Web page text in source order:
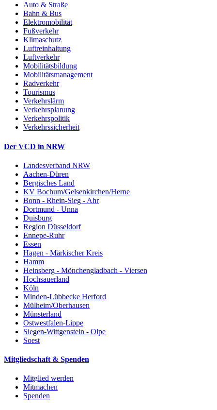
Auto & Straße
Bahn & Bus
Elektromobilität
Fußverkehr
Klimaschutz
Luftreinhaltung
Luftverkehr
Mobilitätsbildung
Mobilitätsmanagement
Radverkehr
Tourismus
Verkehrslärm
Verkehrsplanung
Verkehrspolitik
Verkehrssicherheit
Der VCD in NRW
Landesverband NRW
Aachen-Düren
Bergisches Land
KV Bochum/Gelsenkirchen/Herne
Bonn - Rhein-Sieg - Ahr
Dortmund - Unna
Duisburg
Region Düsseldorf
Ennepe-Ruhr
Essen
Hagen - Märkischer Kreis
Hamm
Heinsberg - Mönchengladbach - Viersen
Hochsauerland
Köln
Minden-Lübbecke Herford
Mülheim/Oberhausen
Münsterland
Ostwestfalen-Lippe
Siegen-Wittgenstein - Olpe
Soest
Mitgliedschaft & Spenden
Mitglied werden
Mitmachen
Spenden